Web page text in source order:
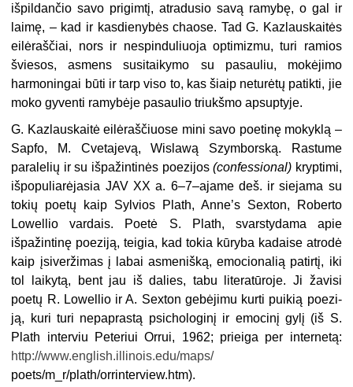
išpildančio savo prigimtį, atradusio savą ramybę, o gal ir
laimę, – kad ir kasdienybės cha­ose. Tad G. Kazlauskaitės
eilėraščiai, nors ir nespinduliuoja optimizmu, turi ramios
šviesos, asmens susitaikymo su pasauliu, mokėjimo
harmoningai būti ir tarp viso to, kas šiaip neturėtų patikti, jie
moko gyventi ramybėje pasaulio triukšmo apsuptyje.
G. Kazlauskaitė eilėraščiuose mini savo poetinę mokyklą –
Sapfo, M. Cvetajevą, Wislawą Szymborską. Rastume
paralelių ir su išpažintinės poezijos(confessional) kryptimi,
išpopuliarėjasia JAV XX a. 6–7–ajame deš. ir siejama su
tokių poetų kaip Sylvios Plath, An­ne’s Sexton, Roberto
Lowellio vardais. Poetė S. Plath, svarstydama apie
išpažintinę poeziją, teigia, kad tokia kūryba kadaise atrodė
kaip įsiveržimas į labai asmenišką, emocionalią patirtį, iki
tol laikytą, bent jau iš dalies, tabu lite­ratūroje. Ji žavisi
poetų R. Lowellio ir A. Sexton gebėjimu kurti puikią poezi­
ją, kuri turi nepaprastą psichologinį ir emocinį gylį (iš S.
Plath interviu Pete­riui Orrui, 1962; prieiga per internetą:
http://www.english.illinois.edu/maps/
poets/m_r/plath/orrinterview.htm).